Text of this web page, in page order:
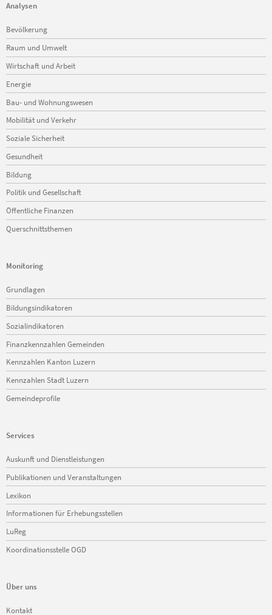
Analysen
Navigation
überspringen
Bevölkerung
Raum und Umwelt
Wirtschaft und Arbeit
Energie
Bau- und Wohnungswesen
Mobilität und Verkehr
Soziale Sicherheit
Gesundheit
Bildung
Politik und Gesellschaft
Öffentliche Finanzen
Querschnittsthemen
Monitoring
Navigation
überspringen
Grundlagen
Bildungsindikatoren
Sozialindikatoren
Finanzkennzahlen Gemeinden
Kennzahlen Kanton Luzern
Kennzahlen Stadt Luzern
Gemeindeprofile
Services
Navigation
überspringen
Auskunft und Dienstleistungen
Publikationen und Veranstaltungen
Lexikon
Informationen für Erhebungsstellen
LuReg
Koordinationsstelle OGD
Über uns
Navigation
Kontakt